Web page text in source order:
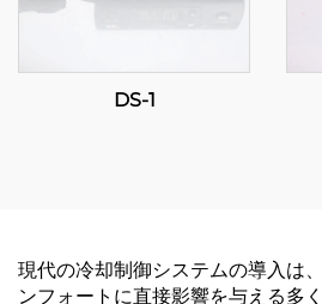
DS-1
現代の冷却制御システムの導入は
ンフォートに直接影響を与える多